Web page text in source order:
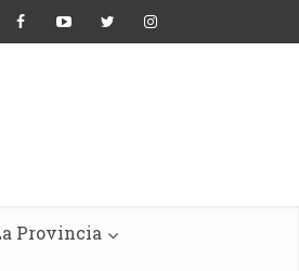
Provincia